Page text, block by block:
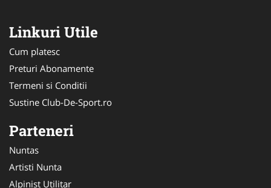
Linkuri Utile
Cum platesc
Preturi Abonamente
Termeni si Conditii
Sustine Club-De-Sport.ro
Parteneri
Nuntas
Artisti Nunta
Alpinist Utilitar